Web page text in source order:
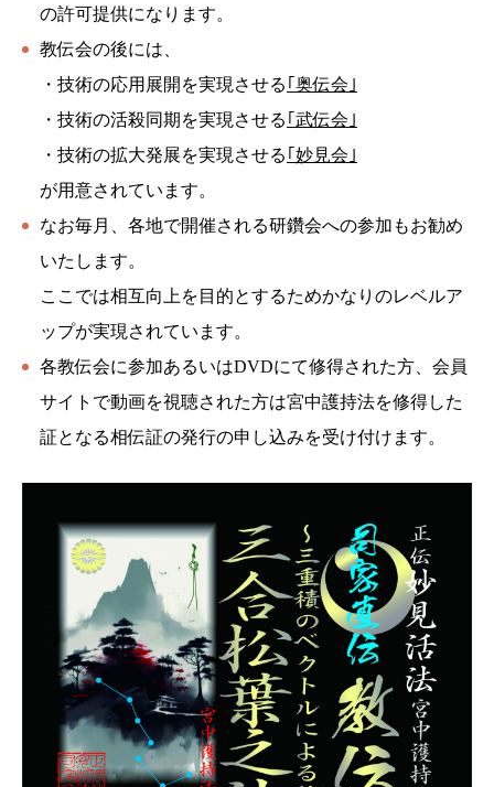
の許可提供になります。
教伝会の後には、
・技術の応用展開を実現させる ｢奥伝会｣
・技術の活殺同期を実現させる ｢武伝会｣
・技術の拡大発展を実現させる ｢妙見会｣
が用意されています。
なお毎月、各地で開催される研鑽会への参加もお勧め
いたします。
ここでは相互向上を目的とするためかなりのレベルア
ップが実現されています。
各教伝会に参加あるいはDVDにて修得された方、会員
サイトで動画を視聴された方は宮中護持法を修得した
証となる相伝証の発行の申し込みを受け付けます。